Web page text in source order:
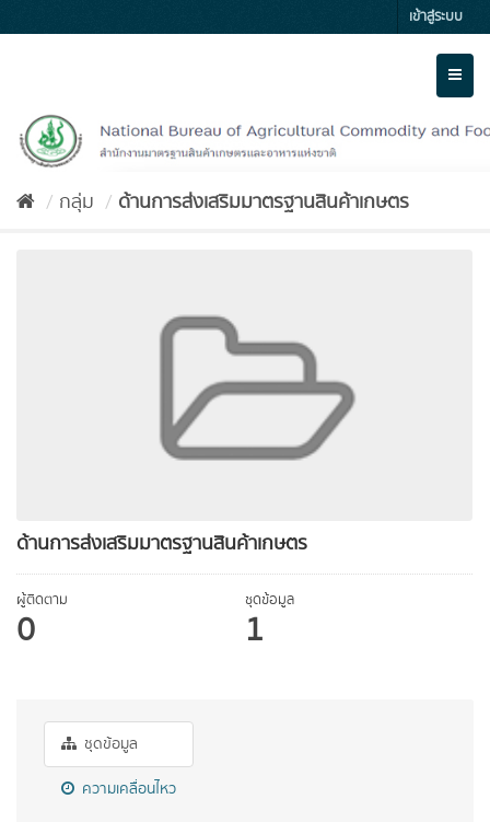
to
เข้าสู่ระบบ
กลุ่ม ด้านการส่งเสริมมาตรฐานสินค้าเกษตร
ด้านการส่งเสริมมาตรฐานสินค้าเกษตร
ผู้ติดตาม
0
ชุดข้อมูล
1
ชุดข้อมูล
ความเคลื่อนไหว